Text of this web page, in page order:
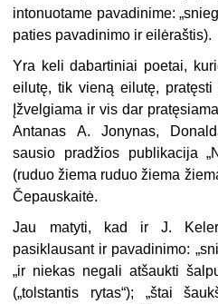
intonuotame pavadinime:
paties pavadinimo ir eilėraštis).
Yra keli dabartiniai poetai,
eilutę, tik vieną eilutę,
Įžvelgiama ir vis dar
Antanas A. Jonynas,
sausio pradžios publikacija
(ruduo žiema ruduo žiema
Čepauskaitė.
Jau matyti, kad ir J.
pasiklausant ir pavadinimo:
„ir niekas negali atšaukti
(„tolstantis rytas“); „štai